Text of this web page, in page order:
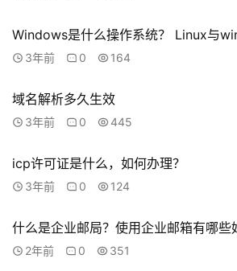
Windows是什么操作系统？ Linux与
3年前 0 164
域名解析多久生效
3年前 0 445
icp许可证是什么，如何办理？
3年前 0 124
什么是企业邮局？使用企业邮箱有哪些
2年前 0 351